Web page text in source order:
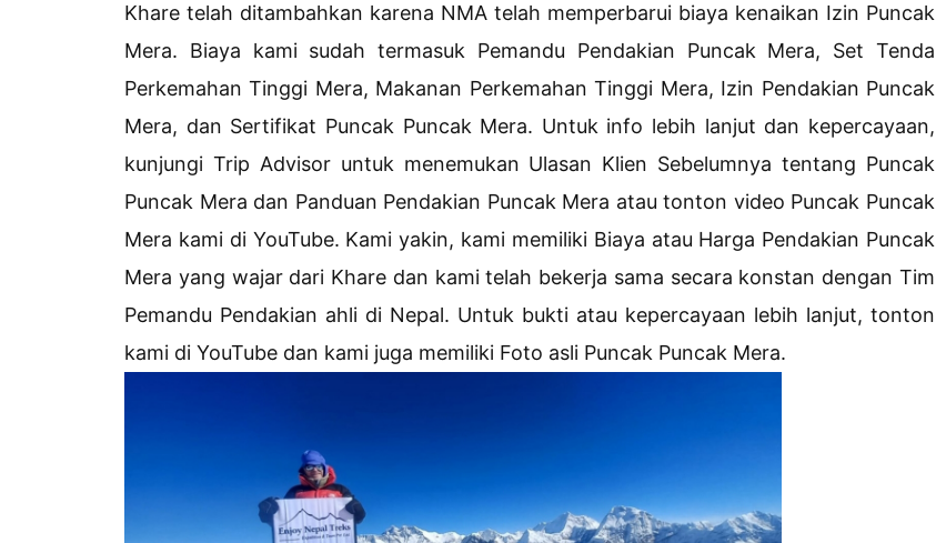
Khare telah ditambahkan karena NMA telah memperbarui biaya kenaikan Izin Puncak
Mera. Biaya kami sudah termasuk Pemandu Pendakian Puncak Mera, Set Tenda
Perkemahan Tinggi Mera, Makanan Perkemahan Tinggi Mera, Izin Pendakian Puncak
Mera, dan Sertifikat Puncak Puncak Mera. Untuk info lebih lanjut dan kepercayaan,
kunjungi Trip Advisor untuk menemukan Ulasan Klien Sebelumnya tentang Puncak
Puncak Mera dan Panduan Pendakian Puncak Mera atau tonton video Puncak Puncak
Mera kami di YouTube. Kami yakin, kami memiliki Biaya atau Harga Pendakian Puncak
Mera yang wajar dari Khare dan kami telah bekerja sama secara konstan dengan Tim
Pemandu Pendakian ahli di Nepal. Untuk bukti atau kepercayaan lebih lanjut, tonton
kami di YouTube dan kami juga memiliki Foto asli Puncak Puncak Mera.